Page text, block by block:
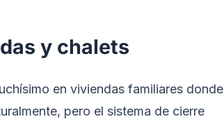
y chalets
en viviendas familiares donde
pero el sistema de cierre